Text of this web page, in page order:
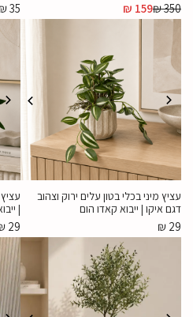
₪350
₪ 159
₪35
עציץ מיני בכלי בטון עלים ירוק וצהוב
דגם איקו | ייבוא קאדו הום
₪ 29
|
29